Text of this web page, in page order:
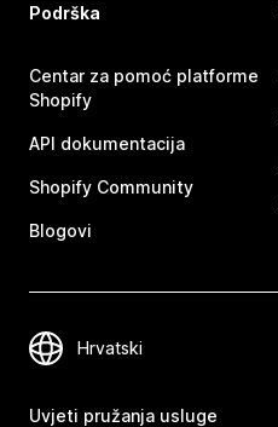
Podrška
Centar za pomoć platforme
Shopify
API dokumentacija
Shopify Community
Blogovi
Uvjeti pružanja usluge